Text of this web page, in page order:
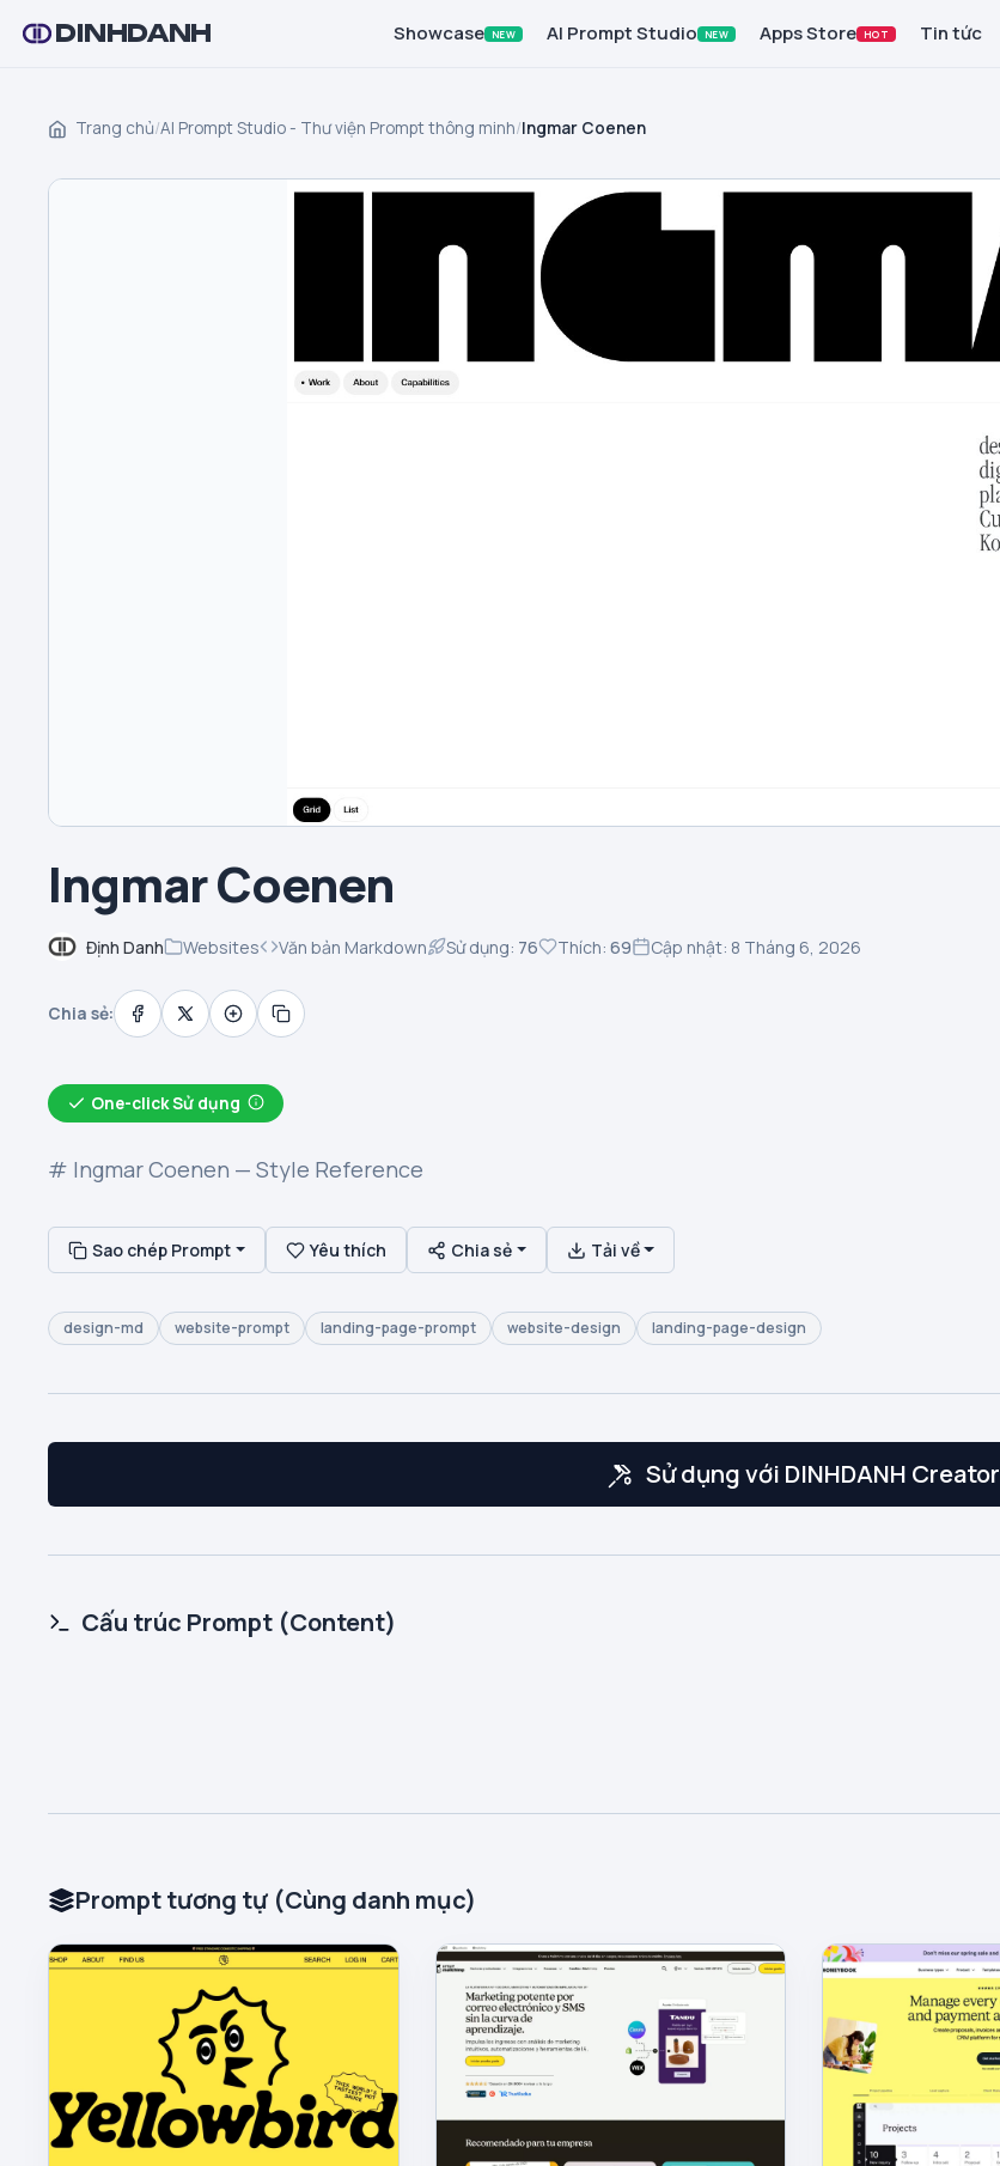
DINHDANH Showcase NEW AI Prompt Studio NEW Apps Store HOT Tin tức
Trang chủ/AI Prompt Studio - Thư viện Prompt thông minh/Ingmar Coenen
Ingmar Coenen
Định Danh Websites Văn bản Markdown Sử dụng: 76 Thích: 69 Cập nhật: 8 Tháng 6, 2026
Chia sẻ:
One-click Sử dụng
# Ingmar Coenen — Style Reference
Sao chép Prompt Yêu thích Chia sẻ Tải về
design-md website-prompt landing-page-prompt website-design landing-page-design
Sử dụng với DINHDANH Creator
Cấu trúc Prompt (Content)
Prompt tương tự (Cùng danh mục)